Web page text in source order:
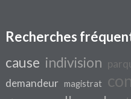
Recherches
cause indivision
demandeur magistrat